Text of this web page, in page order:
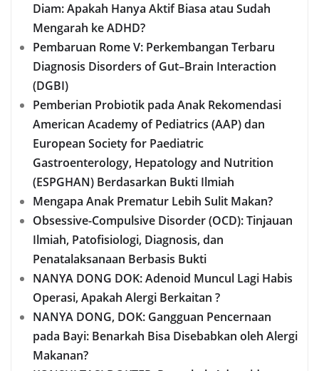
Diam: Apakah Hanya Aktif Biasa atau Sudah
Mengarah ke ADHD?
Pembaruan Rome V: Perkembangan Terbaru
Diagnosis Disorders of Gut–Brain Interaction
(DGBI)
Pemberian Probiotik pada Anak Rekomendasi
American Academy of Pediatrics (AAP) dan
European Society for Paediatric
Gastroenterology, Hepatology and Nutrition
(ESPGHAN) Berdasarkan Bukti Ilmiah
Mengapa Anak Prematur Lebih Sulit Makan?
Obsessive-Compulsive Disorder (OCD): Tinjauan
Ilmiah, Patofisiologi, Diagnosis, dan
Penatalaksanaan Berbasis Bukti
NANYA DONG DOK: Adenoid Muncul Lagi Habis
Operasi, Apakah Alergi Berkaitan ?
NANYA DONG, DOK: Gangguan Pencernaan
pada Bayi: Benarkah Bisa Disebabkan oleh Alergi
Makanan?